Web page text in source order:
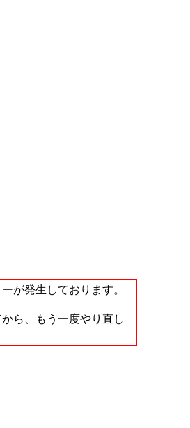
が発生しております。
ら、もう一度やり直し